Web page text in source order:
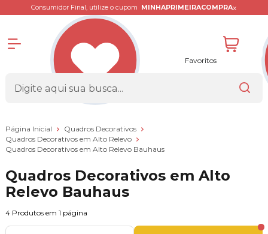
Consumidor Final, utilize o cupom MINHAPRIMEIRACOMPRAx
Favoritos
Página Inicial
Quadros Decorativos
Quadros Decorativos em Alto Relevo
Quadros Decorativos em Alto Relevo Bauhaus
Quadros Decorativos em Alto
Relevo Bauhaus
4 Produtos em 1 página